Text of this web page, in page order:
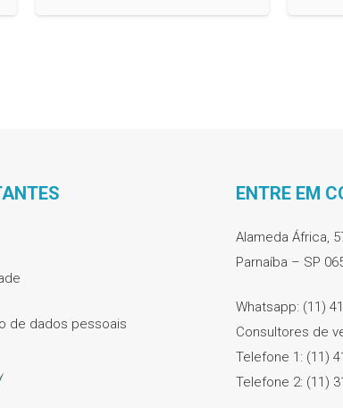
de dados pessoais
ENTRE EM
Alameda África,
Parnaíba – SP
Whatsapp: (11)
Consultores de
Telefone 1: (11)
Telefone 2: (11)